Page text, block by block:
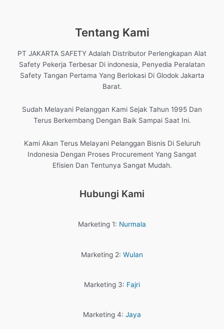
Tentang Kami
PT JAKARTA SAFETY Adalah Distributor Perlengkapan Alat
Safety Pekerja Terbesar Di indonesia, Penyedia Peralatan
Safety Tangan Pertama Yang Berlokasi Di Glodok Jakarta
Barat.
Sudah Melayani Pelanggan Kami Sejak Tahun 1995 Dan
Terus Berkembang Dengan Baik Sampai Saat Ini.
Kami Akan Terus Melayani Pelanggan Bisnis Di Seluruh
Indonesia Dengan Proses Procurement Yang Sangat
Efisien Dan Tentunya Sangat Mudah.
Hubungi Kami
Marketing 1: Nurmala
Marketing 2: Wulan
Marketing 3: Fajri
Marketing 4: Jaya